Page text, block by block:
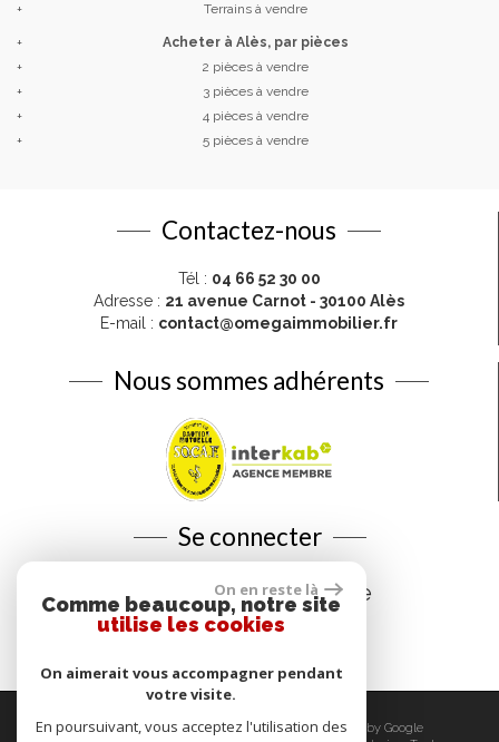
+
Terrains à vendre
+
Acheter à Alès, par pièces
+
2 pièces à vendre
+
3 pièces à vendre
+
4 pièces à vendre
+
5 pièces à vendre
Contactez-nous
Tél : 04 66 52 30 00
Adresse : 21 avenue Carnot - 30100 Alès
E-mail : contact@omegaimmobilier.fr
Nous sommes adhérents
Se connecter
Espace propriétaire
© 2026 | Tous droits réservés | Traduction powered by Google
On en reste là
Comme beaucoup, notre site
utilise les cookies
On aimerait vous accompagner pendant
votre visite.
En poursuivant, vous acceptez l'utilisation des